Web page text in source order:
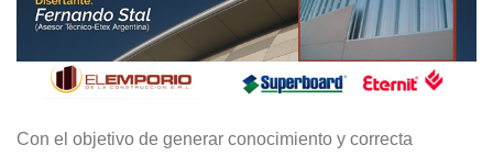
Con el objetivo de generar conocimiento y correcta